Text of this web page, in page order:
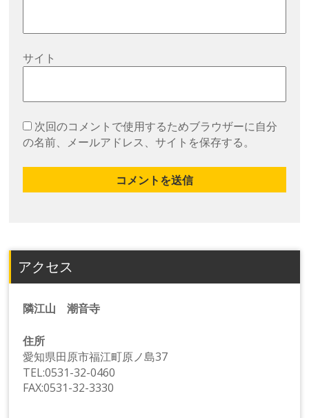
サイト
次回のコメントで使用するためブラウザーに自分
の名前、メールアドレス、サイトを保存する。
アクセス
隣江山 潮音寺
住所
愛知県田原市福江町原ノ島37
TEL:0531-32-0460
FAX:0531-32-3330